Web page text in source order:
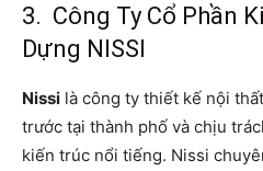
3. Công Ty Cổ Phần
Dựng NISSI
Nissi là công ty thiết kế nội
trước tại thành phố và chịu
kiến trúc nổi tiếng. Nissi